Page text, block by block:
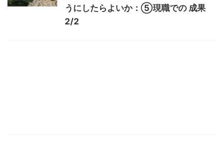
うにしたらよいか：⑤現職での 成果
2/2